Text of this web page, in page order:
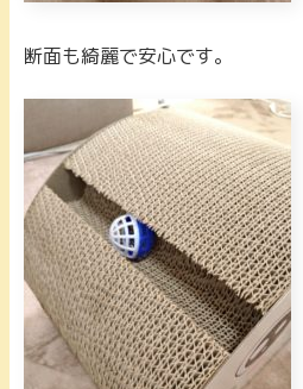
断面も綺麗で安心です。